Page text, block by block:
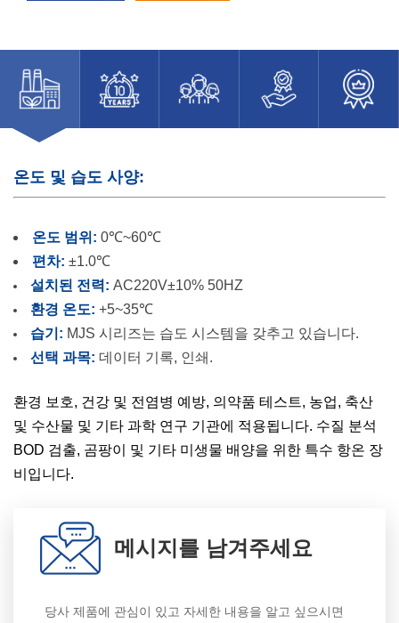
온도 및 습도 사양:
온도 범위: 0℃~60℃
편차: ±1.0℃
설치된 전력: AC220V±10% 50HZ
환경 온도: +5~35℃
습기: MJS 시리즈는 습도 시스템을 갖추고 있습니다.
선택 과목: 데이터 기록, 인쇄.
환경 보호, 건강 및 전염병 예방, 의약품 테스트, 농업, 축산
및 수산물 및 기타 과학 연구 기관에 적용됩니다. 수질 분석
BOD 검출, 곰팡이 및 기타 미생물 배양을 위한 특수 항온 장
비입니다.
메시지를 남겨주세요
당사 제품에 관심이 있고 자세한 내용을 알고 싶으시면